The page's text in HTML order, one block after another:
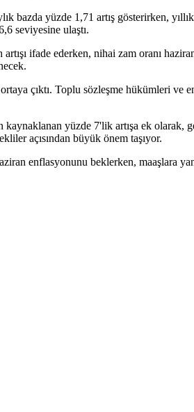
bazda yüzde 1,71 artış gösterirken,
seviyesine ulaştı.
ifade ederken, nihai zam oranı
çıktı. Toplu sözleşme hükümleri ve
yüzde 7'lik artışa ek olarak,
açısından büyük önem taşıyor.
enflasyonunu beklerken, maaşlara